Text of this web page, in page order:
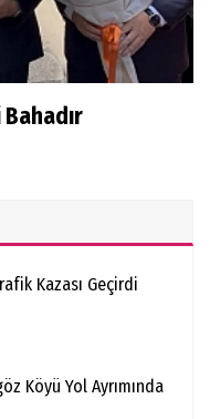
Kazası Geçirdi
Köyü Yol Ayrımında